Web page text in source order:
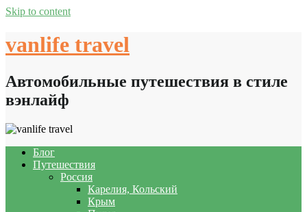
Skip to content
vanlife travel
Автомобильные путешествия в стиле
вэнлайф
Блог
Путешествия
Россия
Карелия, Кольский
Крым